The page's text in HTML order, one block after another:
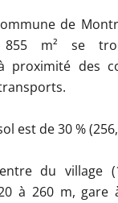
de
855 m² se
proximité des
est de 30 %
du village
à 260 m, gare